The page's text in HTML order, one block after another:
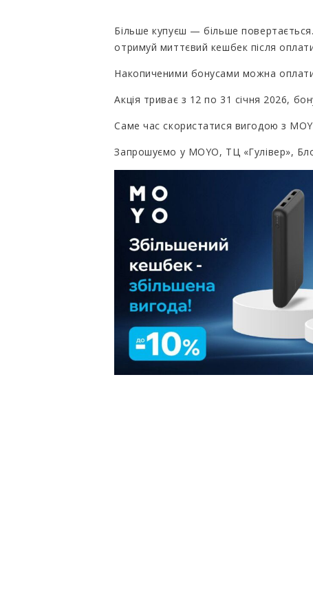
Більше купуєш — більше
отримуй миттєвий кешбек після
Накопиченими бонусами можна
Акція триває з 12 по 31 січня 2026,
Саме час скористатися вигодою з
Запрошуємо у MOYO, ТЦ «Гулівер»,